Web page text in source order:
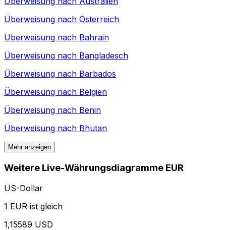
Überweisung nach Österreich
Überweisung nach Bahrain
Überweisung nach Bangladesch
Überweisung nach Barbados
Überweisung nach Belgien
Überweisung nach Benin
Überweisung nach Bhutan
Mehr anzeigen
Weitere Live-Währungsdiagramme EUR
US-Dollar
1 EUR ist gleich
1,15589 USD